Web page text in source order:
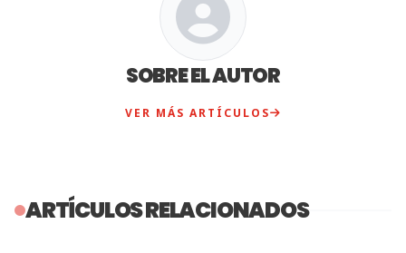
SOBRE EL AUTOR
VER MÁS ARTÍCULOS
ARTÍCULOS RELACIONADOS